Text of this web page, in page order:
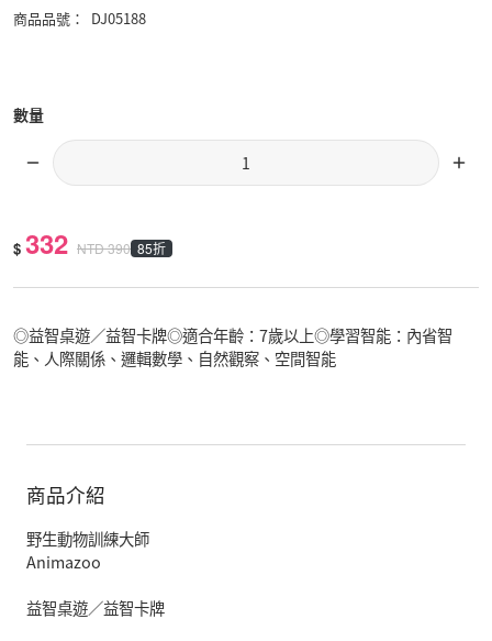
商品品號 ： DJ05188
數量
$ 332 NTD390 85折
◎益智桌遊／益智卡牌◎適合年齡：7歲以上◎學習智能：內省智
能、人際關係、邏輯數學、自然觀察、空間智能
商品介紹
野生動物訓練大師
Animazoo
益智桌遊／益智卡牌